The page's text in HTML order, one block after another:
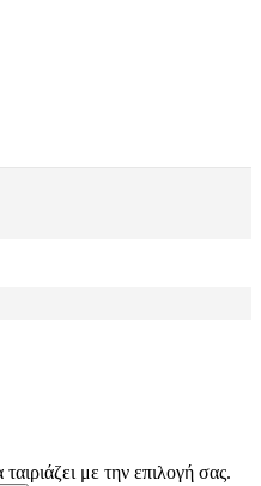
με την επιλογή σας.